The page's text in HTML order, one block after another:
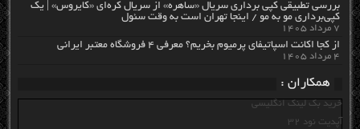
بررسی تطبیقی کپی برداری سریال «ساهره» از سریال کره‌ای «کایروس» | یک
کپی‌برداری مو به مو / اینجا تهران است به وقت سئول
۷ مرداد ۱۴۰۵
از کجا اکانت اسپاتیفای پرمیوم بخریم؟ معرفی ۴ فروشگاه معتبر ایرانی
۴ مرداد ۱۴۰۵
همکاران :
خرید بک لینک انگلیسی
آپدیت نود 32